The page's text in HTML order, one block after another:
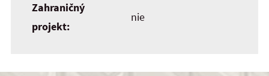
Zahraničný
projekt:
nie